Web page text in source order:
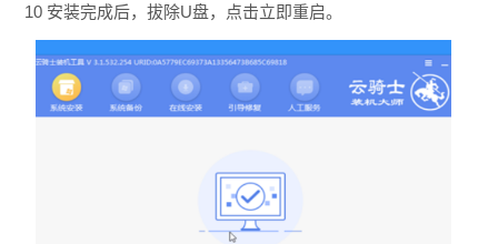
10 安装完成后，拔除U盘，点击立即重启。